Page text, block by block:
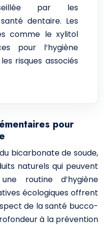
par les
dentaire. Les
comme le xylitol
pour l’hygiène
risques associés
pour
bicarbonate de soude,
naturels qui peuvent
routine d’hygiène
écologiques offrent
de la santé bucco-
à la prévention